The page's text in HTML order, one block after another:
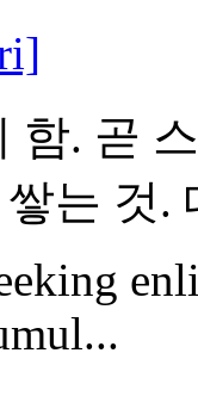
함. 곧
는 것.